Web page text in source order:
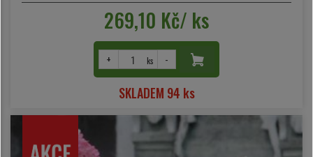
269,10 Kč/ ks
+ ks -
SKLADEM 94 ks